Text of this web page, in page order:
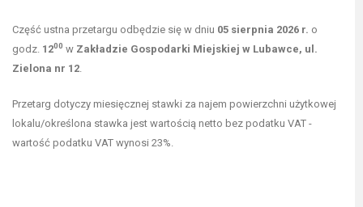
Część ustna przetargu odbędzie się w dniu 05 sierpnia 2026 r. o
godz. 1200 w Zakładzie Gospodarki Miejskiej w Lubawce, ul.
Zielona nr 12.
Przetarg dotyczy miesięcznej stawki za najem powierzchni użytkowej
lokalu/określona stawka jest wartością netto bez podatku VAT -
wartość podatku VAT wynosi 23%.